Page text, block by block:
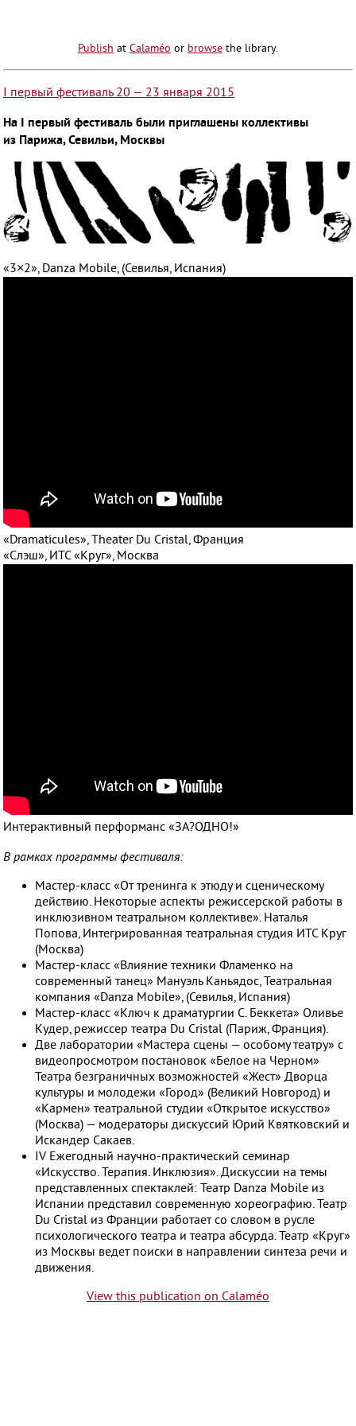
Publish at Calaméo or browse the library.
I первый фестиваль 20 — 23 января 2015
На I первый фестиваль были приглашены коллективы
из Парижа, Севильи, Москвы
«3×2», Danza Mobile, (Севилья, Испания)
«Dramaticules», Theater Du Cristal, Франция
«Слэш», ИТС «Круг», Москва
Интерактивный перформанс «ЗА?ОДНО!»
В рамках программы фестиваля:
Мастер-класс «От тренинга к этюду и сценическому
действию. Некоторые аспекты режиссерской работы в
инклюзивном театральном коллективе». Наталья
Попова, Интегрированная театральная студия ИТС Круг
(Москва)
Мастер-класс «Влияние техники Фламенко на
современный танец» Мануэль Каньядос, Театральная
компания «Danza Mobile», (Севилья, Испания)
Мастер-класс «Ключ к драматургии С. Беккета» Оливье
Кудер, режиссер театра Du Cristal (Париж, Франция).
Две лаборатории «Мастера сцены — особому театру» с
видеопросмотром постановок «Белое на Черном»
Театра безграничных возможностей «Жест» Дворца
культуры и молодежи «Город» (Великий Новгород) и
«Кармен» театральной студии «Открытое искусство»
(Москва) — модераторы дискуссий Юрий Квятковский и
Искандер Сакаев.
IV Ежегодный научно-практический семинар
«Искусство. Терапия. Инклюзия». Дискуссии на темы
представленных спектаклей: Театр Danza Mobile из
Испании представил современную хореографию. Театр
Du Cristal из Франции работает со словом в русле
психологического театра и театра абсурда. Театр «Круг»
из Москвы ведет поиски в направлении синтеза речи и
движения.
View this publication on Calaméo